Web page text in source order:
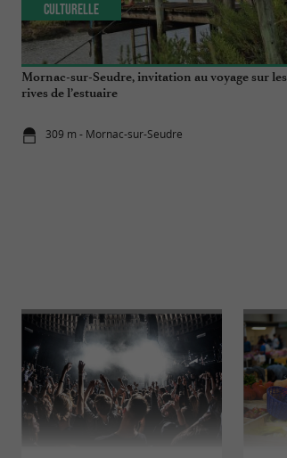
Mornac-sur-Seudre, invitation au voyage sur les
rives de l’estuaire
309 m - Mornac-sur-Seudre
Culturelle